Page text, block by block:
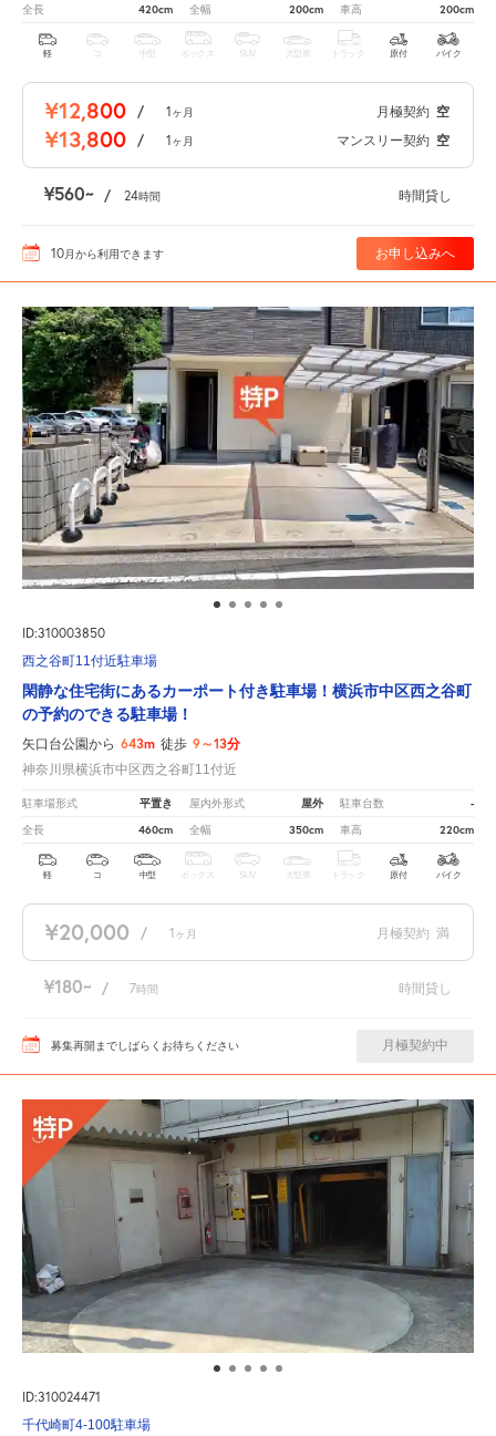
全長 420cm 全幅 200cm 車高 200cm
軽 中型 ボックス SUV 大型車 トラック 原付 バイク
¥12,800 / 1ヶ月 月極契約 空
¥13,800 / 1ヶ月 マンスリー契約 空
¥560 / 24時間 時間貸し
10月 から利用できます お申し込みへ
ID:310003850
西之谷町11付近駐車場
閑静な住宅街にあるカーポート付き駐車場！横浜市中区西之谷町
の予約のできる駐車場！
矢口台公園から 643m 徒歩 9～13分
神奈川県横浜市中区西之谷町11付近
駐車場形式 平置き 屋内外形式 屋外 駐車台数 -
全長 460cm 全幅 350cm 車高 220cm
軽 コ 中型 ボックス SUV 大型車 トラック 原付 バイク
¥20,000 / 1 ヶ月 月極契約 満
¥180 / 7時間 時間貸し
募集再開までしばらくお待ちください 月極契約中
ID:310024471
千代崎町4-100駐車場